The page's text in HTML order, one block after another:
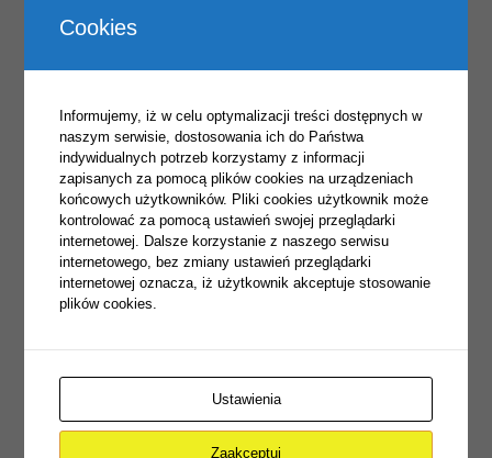
Na miejscu złapiesz […]
Czas rozwinąć skrzydła” –
Pożegnanie Absolwentów 2026
Posted on27 kwietnia, 2026
Czas rozwinąć skrzydła” – Pożegnanie Absolwentów
2026 Kochani Maturzyści… Są takie dni, które
zapisują się w pamięci na zawsze… Dziś był właśnie
jeden z nich. Dzień pełen wzruszeń, uśmiechów przez
zagubieni, przekraczaliście próg szkoły jako
pierwszoklasiści. Dziś stoicie tu jako […]
Cookies
Informujemy, iż w celu optymalizacji treści dostępnych w
naszym serwisie, dostosowania ich do Państwa
indywidualnych potrzeb korzystamy z informacji
zapisanych za pomocą plików cookies na urządzeniach
końcowych użytkowników. Pliki cookies użytkownik może
kontrolować za pomocą ustawień swojej przeglądarki
internetowej. Dalsze korzystanie z naszego serwisu
internetowego, bez zmiany ustawień przeglądarki
internetowej oznacza, iż użytkownik akceptuje stosowanie
plików cookies.
Ustawienia
Zaakceptuj